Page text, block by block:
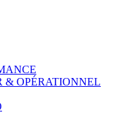
& OPÉRATIONNEL